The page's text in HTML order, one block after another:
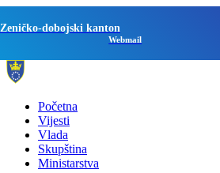
Zeničko-dobojski kanton
Webmail
Početna
Vijesti
Vlada
Skupština
Ministarstva